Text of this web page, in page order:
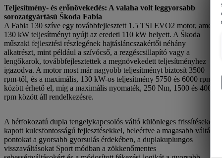
Teljesítmény- és erőnövekedés: A valaha volt leggyorsabb
sorozatgyártású Škoda Fabia
A Fabia 130 szíve egy továbbfejlesztett 1.5 TSI EVO2 motor, amely
130 kW teljesítményt nyújt az eredeti 110 kW helyett. A Škoda
műszaki fejlesztési részlegének hajtásláncszakértői néhány
alkatrészt, mint például a szívócső, a rezgéscsillapító vagy a
lengőkarok, továbbfejlesztettek a megnövekedett teljesítményhez
igazodva. A motor most már nagyobb teljesítményt biztosít 3500
rpm-től, és a maximális, 130 kW-os teljesítmény 5750 és 6000 rpm
között érhető el, míg a maximális nyomaték, 250 Nm, 1500 és 4000
rpm között áll rendelkezésre.
A hétfokozatú dupla tengelykapcsolós váltó különleges frissítéseket
kapott kulcsfontosságú fejlesztésekkel, beleértve a magasabb váltási
pontokat a gyorsabb gyorsulás érdekében, a duplakuplungos
visszaváltásokat Sport módban a zökkenőmentes